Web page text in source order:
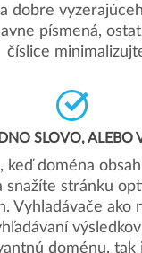
dobre
písmená,
číslice
SLOVO, ALEBO
keď doména
snažíte stránku
Vyhladávače ako
doménu, tak